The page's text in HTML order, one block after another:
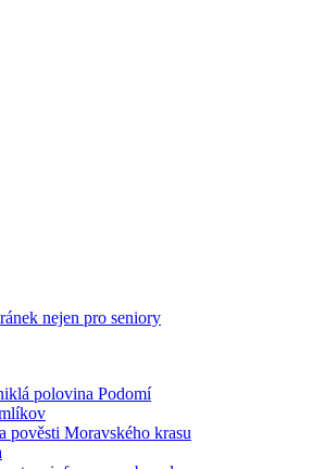
nejen pro seniory
polovina Podomí
pověsti Moravského krasu